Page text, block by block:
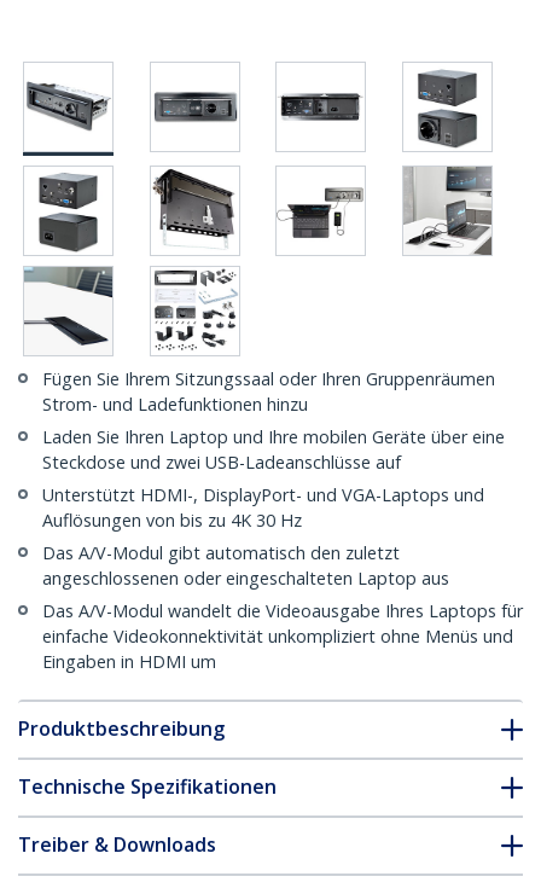
Fügen Sie Ihrem Sitzungssaal oder Ihren Gruppenräumen
Strom- und Ladefunktionen hinzu
Laden Sie Ihren Laptop und Ihre mobilen Geräte über eine
Steckdose und zwei USB-Ladeanschlüsse auf
Unterstützt HDMI-, DisplayPort- und VGA-Laptops und
Auflösungen von bis zu 4K 30 Hz
Das A/V-Modul gibt automatisch den zuletzt
angeschlossenen oder eingeschalteten Laptop aus
Das A/V-Modul wandelt die Videoausgabe Ihres Laptops für
einfache Videokonnektivität unkompliziert ohne Menüs und
Eingaben in HDMI um
Produktbeschreibung
Technische Spezifikationen
Treiber & Downloads